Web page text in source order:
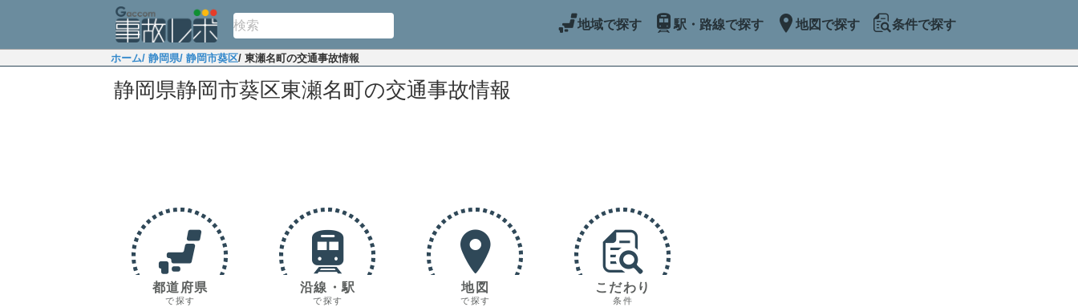
地域で探す 駅・路線で探す 地図で探す 条件で探す
ホーム/ 静岡県/ 静岡市葵区/ 東瀬名町の交通事故情報
静岡県静岡市葵区東瀬名町の交通事故情報
都道府県
で探す
沿線・駅
で探す
地図
で探す
こだわり
条件